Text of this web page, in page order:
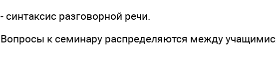
- синтаксис разговорной речи.
Вопросы к семинару распределяются между